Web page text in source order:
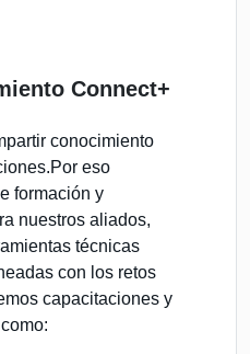
Connect+
conocimiento
eso
formación y
nuestros aliados,
técnicas
con los retos
capacitaciones y